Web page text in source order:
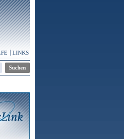
LINKS